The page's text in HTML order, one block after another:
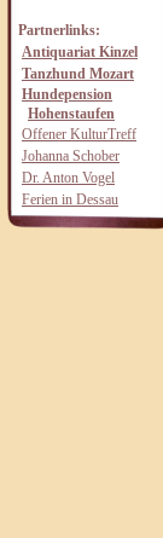
Partnerlinks:
Antiquariat Kinzel
Tanzhund Mozart
Hundepension
Hohenstaufen
Offener KulturTreff
Johanna Schober
Dr. Anton Vogel
Ferien in Dessau